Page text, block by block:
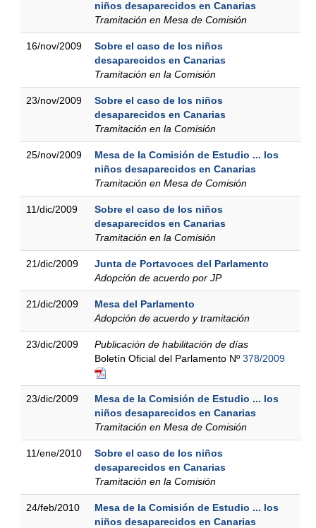
niños desaparecidos en Canarias
Tramitación en Mesa de Comisión
16/nov/2009
Sobre el caso de los niños
desaparecidos en Canarias
Tramitación en la Comisión
23/nov/2009
Sobre el caso de los niños
desaparecidos en Canarias
Tramitación en la Comisión
25/nov/2009
Mesa de la Comisión de Estudio ... los
niños desaparecidos en Canarias
Tramitación en Mesa de Comisión
11/dic/2009
Sobre el caso de los niños
desaparecidos en Canarias
Tramitación en la Comisión
21/dic/2009
Junta de Portavoces del Parlamento
Adopción de acuerdo por JP
21/dic/2009
Mesa del Parlamento
Adopción de acuerdo y tramitación
23/dic/2009
Publicación de habilitación de días
Boletín Oficial del Parlamento Nº 378/2009
23/dic/2009
Mesa de la Comisión de Estudio ... los
niños desaparecidos en Canarias
Tramitación en Mesa de Comisión
11/ene/2010
Sobre el caso de los niños
desaparecidos en Canarias
Tramitación en la Comisión
24/feb/2010
Mesa de la Comisión de Estudio ... los
niños desaparecidos en Canarias